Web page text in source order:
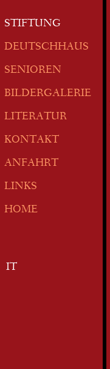
STIFTUNG
DEUTSCHHAUS
SENIOREN
BILDERGALERIE
LITERATUR
KONTAKT
ANFAHRT
LINKS
HOME
IT